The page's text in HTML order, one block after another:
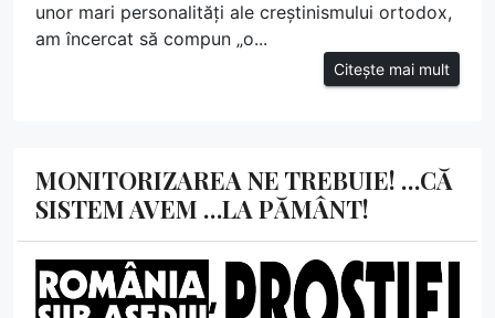
unor mari personalități ale creștinismului ortodox,
am încercat să compun „o...
Citește mai mult
MONITORIZAREA NE TREBUIE! …CĂ
SISTEM AVEM …LA PĂMÂNT!